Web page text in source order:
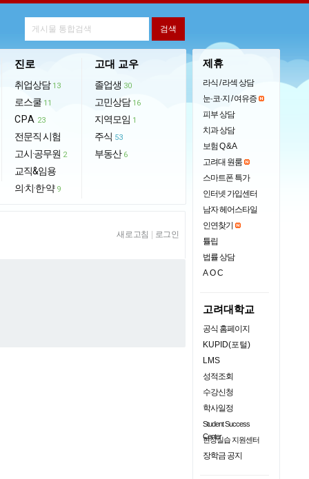
진로
취업상담 13
로스쿨 11
CPA 23
전문직 시험
고시·공무원 2
교직&임용
의·치·한·약 9
고대 교우
졸업생 30
고민상담 16
지역모임 1
주식 53
부동산 6
새로고침 로그인
제휴
라식 / 라섹 상담
눈·코·지 / 여유증
피부 상담
치과 상담
보험 Q & A
고려대 원룸
스마트폰 특가
인터넷 가입센터
남자 헤어스타일
인연찾기
튤립
법률 상담
AOC
고려대학교
공식 홈페이지
KUPID(포털)
LMS
성적조회
수강신청
학사일정
Student Success
Center
현장실습 지원센터
장학금 공지